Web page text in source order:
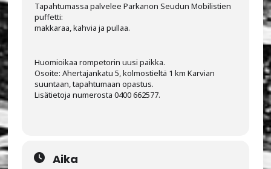
Tapahtumassa palvelee Parkanon Seudun Mobilistien
puffetti:
makkaraa, kahvia ja pullaa.
Huomioikaa rompetorin uusi paikka.
Osoite: Ahertajankatu 5, kolmostieltä 1 km Karvian
suuntaan, tapahtumaan opastus.
Lisätietoja numerosta 0400 662577.
Aika